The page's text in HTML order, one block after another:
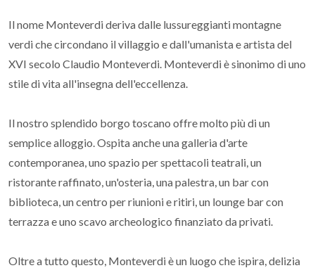
Il nome Monteverdi deriva dalle lussureggianti montagne
verdi che circondano il villaggio e dall'umanista e artista del
XVI secolo Claudio Monteverdi. Monteverdi è sinonimo di uno
stile di vita all'insegna dell'eccellenza.
Il nostro splendido borgo toscano offre molto più di un
semplice alloggio. Ospita anche una galleria d'arte
contemporanea, uno spazio per spettacoli teatrali, un
ristorante raffinato, un'osteria, una palestra, un bar con
biblioteca, un centro per riunioni e ritiri, un lounge bar con
terrazza e uno scavo archeologico finanziato da privati.
Oltre a tutto questo, Monteverdi è un luogo che ispira, delizia